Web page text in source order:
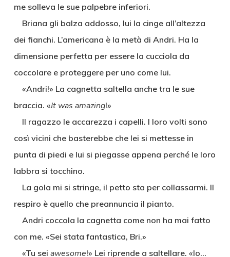
me solleva le sue palpebre inferiori.
Briana gli balza addosso, lui la cinge all’altezza
dei fianchi. L’americana è la metà di Andri. Ha la
dimensione perfetta per essere la cucciola da
coccolare e proteggere per uno come lui.
«Andri!» La cagnetta saltella anche tra le sue
braccia. «It was amazing!»
Il ragazzo le accarezza i capelli. I loro volti sono
così vicini che basterebbe che lei si mettesse in
punta di piedi e lui si piegasse appena perché le loro
labbra si tocchino.
La gola mi si stringe, il petto sta per collassarmi. Il
respiro è quello che preannuncia il pianto.
Andri coccola la cagnetta come non ha mai fatto
con me. «Sei stata fantastica, Bri.»
«Tu sei awesome!» Lei riprende a saltellare. «Io…